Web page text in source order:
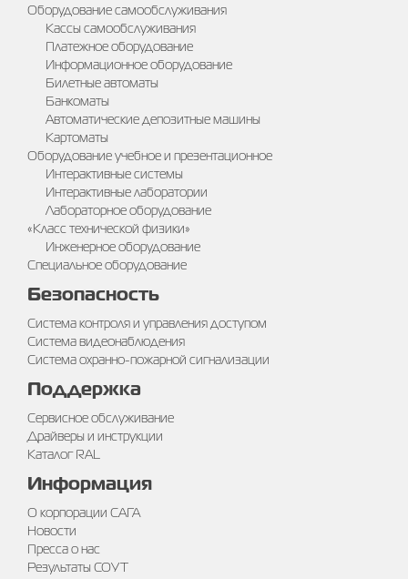
Оборудование самообслуживания
Кассы самообслуживания
Платежное оборудование
Информационное оборудование
Билетные автоматы
Банкоматы
Автоматические депозитные машины
Картоматы
Оборудование учебное и презентационное
Интерактивные системы
Интерактивные лаборатории
Лабораторное оборудование
«Класс технической физики»
Инженерное оборудование
Специальное оборудование
Безопасность
Система контроля и управления доступом
Система видеонаблюдения
Система охранно-пожарной сигнализации
Поддержка
Сервисное обслуживание
Драйверы и инструкции
Каталог RAL
Информация
О корпорации САГА
Новости
Пресса о нас
Результаты СОУТ